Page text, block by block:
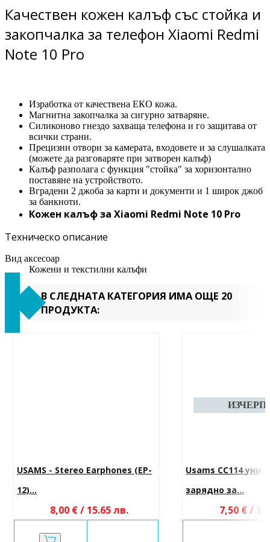
Качествен кожен калъф със стойка и
закопчалка за телефон Xiaomi Redmi
Note 10 Pro
Изработка от качествена ЕКО кожа.
Магнитна закопчалка за сигурно затваряне.
Силиконово гнездо захваща телефона и го защитава от
всички страни.
Прецизни отвори за камерата, входовете и за слушалката
(можете да разговаряте при затворен калъф)
Калъф разполага с функция "стойка" за хоризонтално
поставяне на устройството.
Вградени 2 джоба за карти и документи и 1 широк джоб
за банкноти.
Кожен калъф за Xiaomi Redmi Note 10 Pro
Техническо описание
Вид аксесоар
Кожени и текстилни калъфи
В СЛЕДНАТА КАТЕГОРИЯ ИМА ОЩЕ 20
ПРОДУКТА:
USAMS - Stereo Earphones (EP-
12)...
8,00 € / 15.65 лв.
Usams CC114
зарядно за...
7,50 € /